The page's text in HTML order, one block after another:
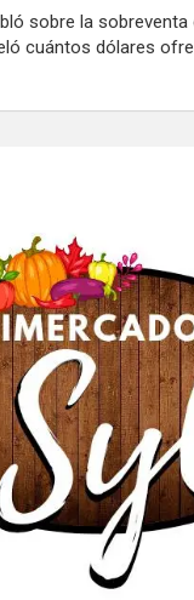
sobre la sobreventa
cuántos dólares